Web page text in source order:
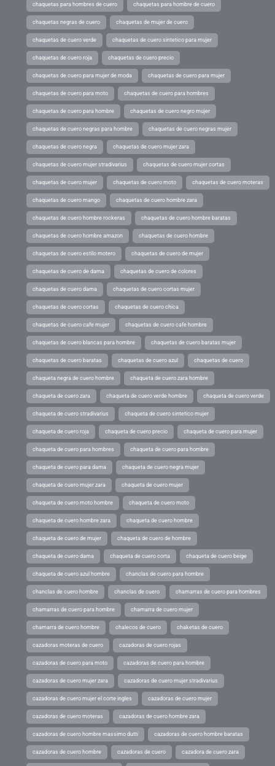
chaquetas para hombres de cuero chaquetas para hombre de cuero
chaquetas negras de cuero chaquetas de mujer de cuero
chaquetas de cuero verde chaquetas de cuero sintetico para mujer
chaquetas de cuero roja chaquetas de cuero precio
chaquetas de cuero para mujer de moda chaquetas de cuero para mujer
chaquetas de cuero para moto chaquetas de cuero para hombres
chaquetas de cuero para hombre chaquetas de cuero negro mujer
chaquetas de cuero negras para hombre chaquetas de cuero negras mujer
chaquetas de cuero negra chaquetas de cuero mujer zara
chaquetas de cuero mujer stradivarius chaquetas de cuero mujer cortas
chaquetas de cuero mujer chaquetas de cuero moto chaquetas de cuero moteras
chaquetas de cuero mango chaquetas de cuero hombre zara
chaquetas de cuero hombre rockeras chaquetas de cuero hombre baratas
chaquetas de cuero hombre amazon chaquetas de cuero hombre
chaquetas de cuero estilo motero chaquetas de cuero de mujer
chaquetas de cuero de dama chaquetas de cuero de colores
chaquetas de cuero dama chaquetas de cuero cortas mujer
chaquetas de cuero cortas chaquetas de cuero chica
chaquetas de cuero cafe mujer chaquetas de cuero cafe hombre
chaquetas de cuero blancas para hombre chaquetas de cuero baratas mujer
chaquetas de cuero baratas chaquetas de cuero azul chaquetas de cuero
chaqueta negra de cuero hombre chaqueta de cuero zara hombre
chaqueta de cuero zara chaqueta de cuero verde hombre chaqueta de cuero verde
chaqueta de cuero stradivarius chaqueta de cuero sintetico mujer
chaqueta de cuero roja chaqueta de cuero precio chaqueta de cuero para mujer
chaqueta de cuero para hombres chaqueta de cuero para hombre
chaqueta de cuero para dama chaqueta de cuero negra mujer
chaqueta de cuero mujer zara chaqueta de cuero mujer
chaqueta de cuero moto hombre chaqueta de cuero moto
chaqueta de cuero hombre zara chaqueta de cuero hombre
chaqueta de cuero de mujer chaqueta de cuero de hombre
chaqueta de cuero dama chaqueta de cuero corta chaqueta de cuero beige
chaqueta de cuero azul hombre chanclas de cuero para hombre
chanclas de cuero hombre chanclas de cuero chamarras de cuero para hombres
chamarras de cuero para hombre chamarra de cuero mujer
chamarra de cuero hombre chalecos de cuero chaketas de cuero
cazadoras moteras de cuero cazadoras de cuero rojas
cazadoras de cuero para moto cazadoras de cuero para hombre
cazadoras de cuero mujer zara cazadoras de cuero mujer stradivarius
cazadoras de cuero mujer el corte ingles cazadoras de cuero mujer
cazadoras de cuero moteras cazadoras de cuero hombre zara
cazadoras de cuero hombre massimo dutti cazadoras de cuero hombre baratas
cazadoras de cuero hombre cazadoras de cuero cazadora de cuero zara